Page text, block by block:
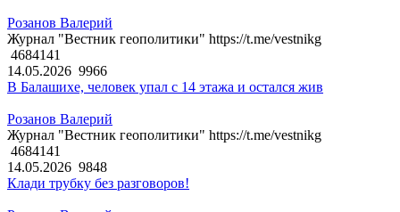
Розанов Валерий
Журнал "Вестник геополитики" https://t.me/vestnikg
4684141
14.05.2026 9966
В Балашихе, человек упал с 14 этажа и остался жив
Розанов Валерий
Журнал "Вестник геополитики" https://t.me/vestnikg
4684141
14.05.2026 9848
Клади трубку без разговоров!